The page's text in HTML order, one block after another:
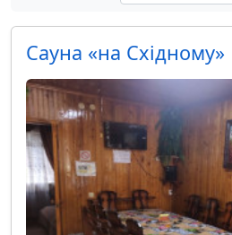
Сауна «на Східному»